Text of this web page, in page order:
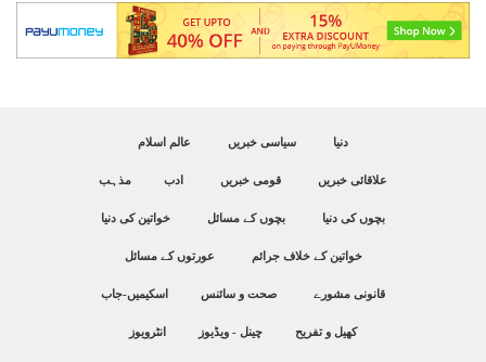
دنیا سیاسی خبریں عالم اسلام
علاقائی خبریں قومی خبریں ادب مذہب
بچوں کی دنیا بچوں کے مسائل خواتین کی دنیا
خواتین کے خلاف جرائم عورتوں کے مسائل
قانونی مشورے صحت و سائنس اسکیمیں-جاب
کھیل و تفریح چینل - ویڈیوز انٹرویوز